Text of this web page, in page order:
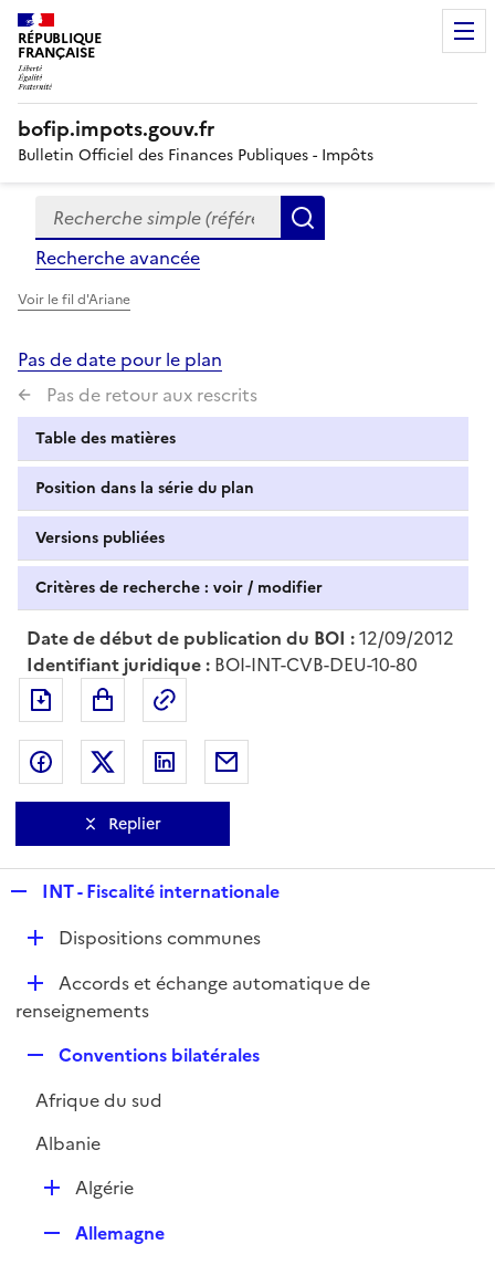
RÉPUBLIQUE
FRANÇAISE
bofip.impots.gouv.fr
Bulletin Officiel des Finances Publiques - Impôts
Formulaire
de
recherche
Recherche simple (références, mots clés, partie du
Recherche avancée
Voir le fil d'Ariane
Pas de date pour le plan
Pas de retour aux rescrits
Table des matières
Position dans la série du plan
Versions publiées
Critères de recherche : voir / modifier
Date de début de publication du BOI :12/09/2012
Identifiant juridique : BOI-INT-CVB-DEU-10-80
Exporter le document au format pdf
Partager sur Facebook
Partager sur Twitter
Partager sur LinkedIn
Replier
p
l
i
e
r
INT - Fiscalité internationale
D
p
l
r
Dispositions communes
D
é
i
e
r
Accords et échange automatique de
renseignements
p
l
e
Conventions bilatérales
Afrique du sud
Albanie
D
p
Algérie
Allemagne